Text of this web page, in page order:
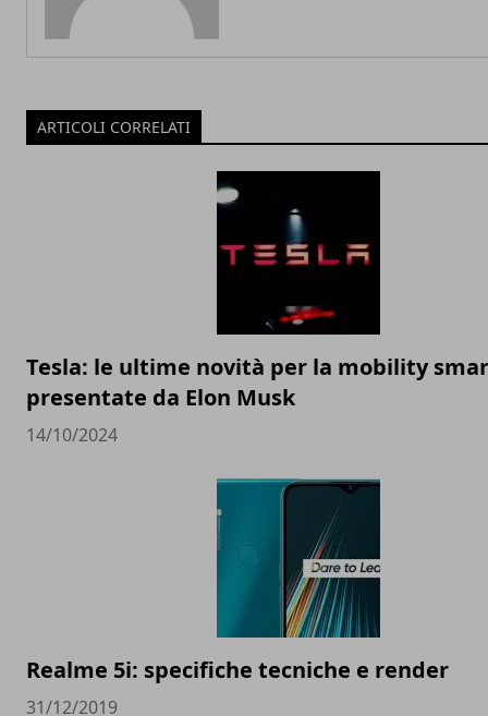
ARTICOLI CORRELATI
Tesla: le ultime novità per la mobility
presentate da Elon Musk
14/10/2024
Realme 5i: specifiche tecniche e render
31/12/2019